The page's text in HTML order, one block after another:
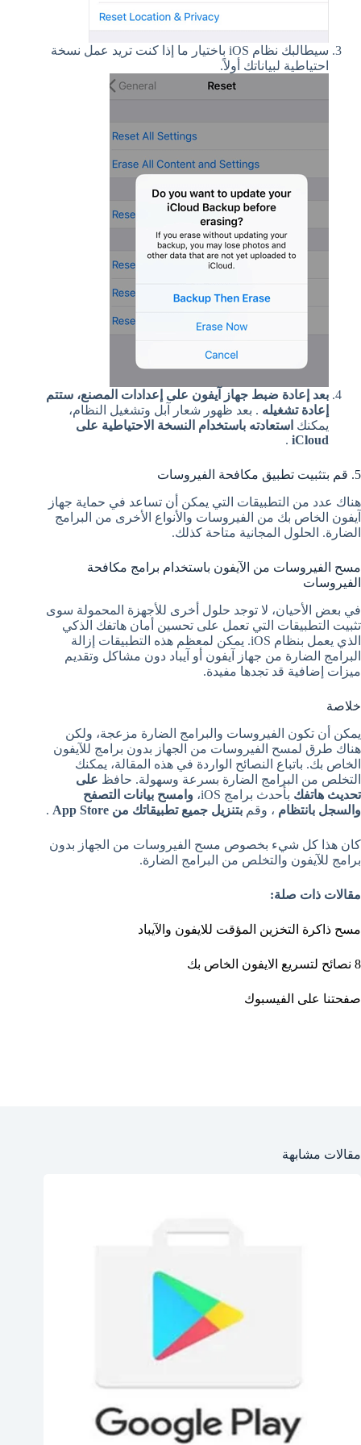
سيطالبك نظام iOS باختيار ما إذا كنت تريد عمل نسخة
احتياطية لبياناتك أولاً.
بعد إعادة ضبط جهاز آيفون على إعدادات المصنع، ستتم
إعادة تشغيله . بعد ظهور شعار آبل وتشغيل النظام،
يمكنك استعادته باستخدام النسخة الاحتياطية على
iCloud
.
5. قم بتثبيت تطبيق مكافحة الفيروسات
هناك عدد من التطبيقات التي يمكن أن تساعد في حماية جهاز
آيفون الخاص بك من الفيروسات والأنواع الأخرى من البرامج
الضارة. الحلول المجانية متاحة كذلك.
مسح الفيروسات من الآيفون باستخدام برامج مكافحة
الفيروسات
في بعض الأحيان، لا توجد حلول أخرى للأجهزة المحمولة سوى
تثبيت التطبيقات التي تعمل على تحسين أمان هاتفك الذكي
الذي يعمل بنظام iOS. يمكن لمعظم هذه التطبيقات إزالة
البرامج الضارة من جهاز آيفون أو آيباد دون مشاكل وتقديم
ميزات إضافية قد تجدها مفيدة.
خلاصة
يمكن أن تكون الفيروسات والبرامج الضارة مزعجة، ولكن
هناك طرق لمسح الفيروسات من الجهاز بدون برامج للآيفون
الخاص بك. باتباع النصائح الواردة في هذه المقالة، يمكنك
التخلص من البرامج الضارة بسرعة وسهولة. حافظ على
تحديث هاتفك بأحدث برامج iOS،
وامسح بيانات التصفح
والسجل بانتظام ، وقم بتنزيل جميع تطبيقاتك من App Store .
كان هذا كل شيء بخصوص مسح الفيروسات من الجهاز بدون
برامج للآيفون والتخلص من البرامج الضارة.
مقالات ذات صلة:
مسح ذاكرة التخزين المؤقت للايفون والآيباد
8 نصائح لتسريع الايفون الخاص بك
صفحتنا على الفيسبوك
مقالات مشابهة